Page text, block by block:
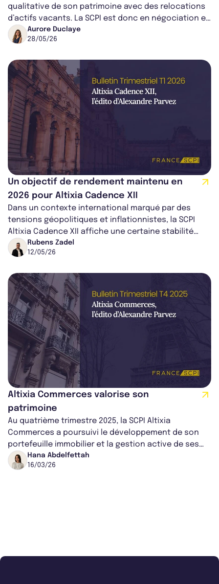
qualitative de son patrimoine avec des relocations
d’actifs vacants. La SCPI est donc en négociation en
cours pour prolonger des b...
Aurore Duclaye
28/05/26
Un objectif de rendement maintenu en
2026 pour Altixia Cadence XII
Dans un contexte international marqué par des
tensions géopolitiques et inflationnistes, la SCPI
Altixia Cadence XII affiche une certaine stabilité
grâce à la diversification de so...
Rubens Zadel
12/05/26
Altixia Commerces valorise son
patrimoine
Au quatrième trimestre 2025, la SCPI Altixia
Commerces a poursuivi le développement de son
portefeuille immobilier et la gestion active de ses
actifs. Entre acquisition d’un retail...
Hana Abdelfettah
16/03/26